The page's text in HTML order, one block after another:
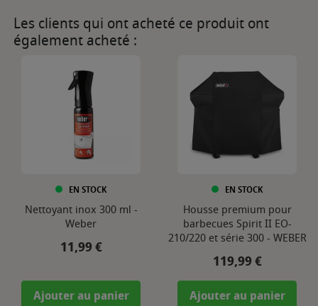
Les clients qui ont acheté ce produit ont
également acheté :
EN STOCK
Nettoyant inox 300 ml -
Weber
Prix
11,99 €
Ajouter au panier
EN STOCK
Housse premium pour
barbecues Spirit II EO-
210/220 et série 300 - WEBER
Prix
119,99 €
Ajouter au panier